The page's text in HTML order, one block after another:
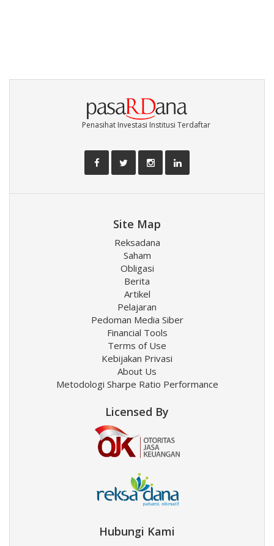
Penasihat Investasi Institusi Terdaftar
Site Map
Reksadana
Saham
Obligasi
Berita
Artikel
Pelajaran
Pedoman Media Siber
Financial Tools
Terms of Use
Kebijakan Privasi
About Us
Metodologi Sharpe Ratio Performance
Licensed By
Hubungi Kami